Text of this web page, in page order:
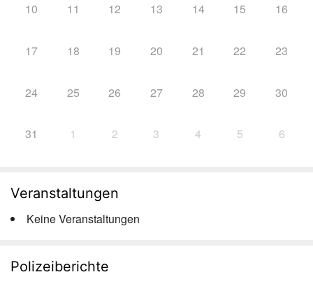
10 11 12 13 14 15 16
17 18 19 20 21 22 23
24 25 26 27 28 29 30
31 1 2 3 4 5 6
Veranstaltungen
Keine Veranstaltungen
Polizeiberichte